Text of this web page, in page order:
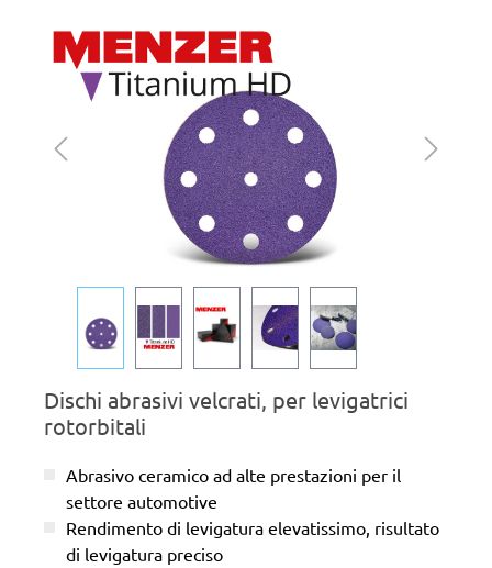
Salta la galleria di immagini
Dischi abrasivi velcrati, per levigatrici
rotorbitali
Abrasivo ceramico ad alte prestazioni per il
settore automotive
Rendimento di levigatura elevatissimo, risultato
di levigatura preciso